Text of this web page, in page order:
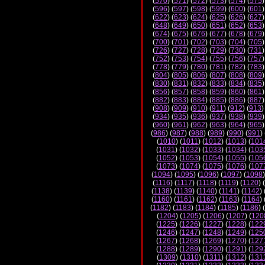
(596) (597) (598) (599) (600) (601
(622) (623) (624) (625) (626) (627
(648) (649) (650) (651) (652) (653
(674) (675) (676) (677) (678) (679
(700) (701) (702) (703) (704) (705
(726) (727) (728) (729) (730) (731
(752) (753) (754) (755) (756) (757
(778) (779) (780) (781) (782) (783
(804) (805) (806) (807) (808) (809
(830) (831) (832) (833) (834) (835
(856) (857) (858) (859) (860) (861
(882) (883) (884) (885) (886) (887
(908) (909) (910) (911) (912) (913)
(934) (935) (936) (937) (938) (939
(960) (961) (962) (963) (964) (965
(986) (987) (988) (989) (990) (991)
(1010) (1011) (1012) (1013) (
(1031) (1032) (1033) (1034) (
(1052) (1053) (1054) (1055) (
(1073) (1074) (1075) (1076) (
(1094) (1095) (1096) (1097) (1098
(1116) (1117) (1118) (1119) (1120) (
(1138) (1139) (1140) (1141) (1142)
(1160) (1161) (1162) (1163) (1164)
(1182) (1183) (1184) (1185) (1186) (
(1204) (1205) (1206) (1207) (
(1225) (1226) (1227) (1228) (
(1246) (1247) (1248) (1249) (
(1267) (1268) (1269) (1270) (
(1288) (1289) (1290) (1291) (
(1309) (1310) (1311) (1312) (